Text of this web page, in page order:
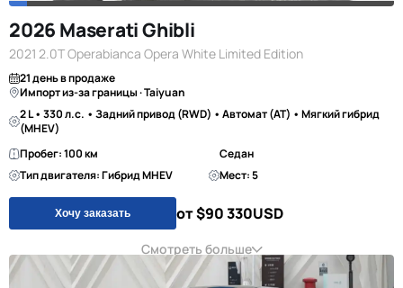
2026 Maserati Ghibli
2021 2.0T Operabianca Opera White Limited Edition
21 день в продаже
Импорт из-за границы · Taiyuan
2 L • 330 л.с. • Задний привод (RWD) • Автомат (AT) • Мягкий гибрид
(MHEV)
Пробег: 100 км
Седан
Тип двигателя: Гибрид MHEV
Мест: 5
Хочу заказать от $90 330USD
Смотреть больше